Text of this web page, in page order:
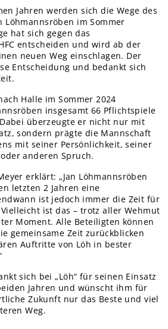
Jahren werden sich die Wege des
Löhmannsröben im Sommer
hat sich gegen das
entscheiden und wird ab der
neuen Weg einschlagen. Der
Entscheidung und bedankt sich
Halle im Sommer 2024
insgesamt 66 Pflichtspiele
überzeugte er nicht nur mit
sondern prägte die Mannschaft
mit seiner Persönlichkeit, seiner
anderen Spruch.
erklärt: „Jan Löhmannsröben
letzten 2 Jahren eine
ist jedoch immer die Zeit für
ist das – trotz aller Wehmut
Moment. Alle Beteiligten können
gemeinsame Zeit zurückblicken
Auftritte von Löh in bester
sich bei „Löh“ für seinen Einsatz
Jahren und wünscht ihm für
Zukunft nur das Beste und viel
Weg.